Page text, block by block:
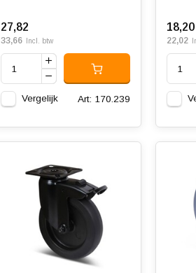
27,82
33,66 Incl. btw
Vergelijk Art: 170.239
18,20
22,02